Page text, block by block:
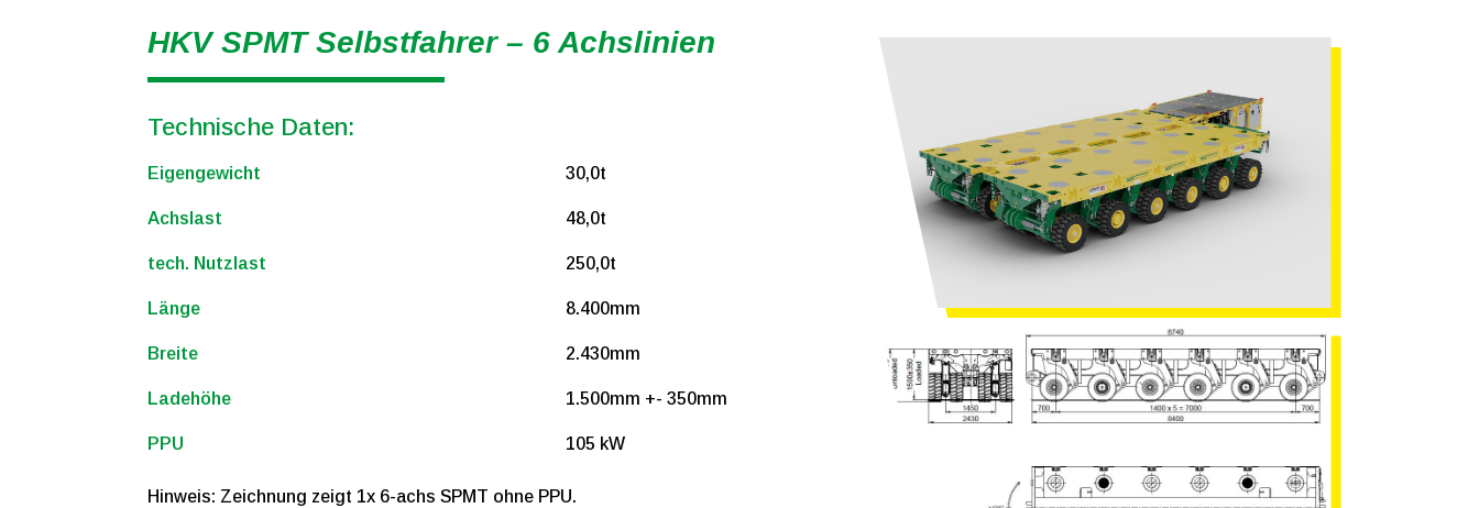
HKV SPMT Selbstfahrer – 6 Achslinien
Technische Daten:
Eigengewicht 30,0t
Achslast 48,0t
tech. Nutzlast 250,0t
Länge 8.400mm
Breite 2.430mm
Ladehöhe 1.500mm +- 350mm
PPU 105 kW
Hinweis: Zeichnung zeigt 1x 6-achs SPMT ohne PPU.